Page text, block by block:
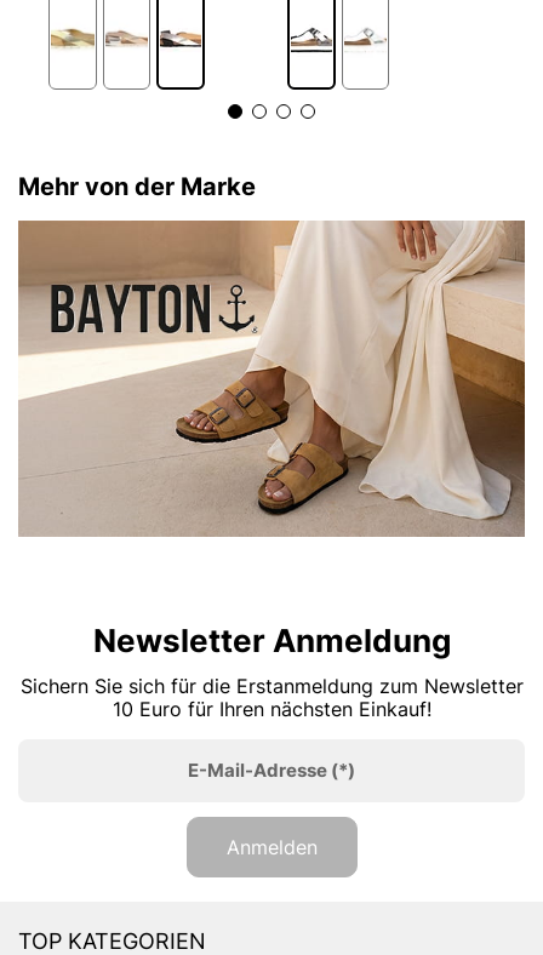
Mehr von der Marke
Newsletter Anmeldung
Sichern Sie sich für die Erstanmeldung zum Newsletter
10 Euro für Ihren nächsten Einkauf!
E-Mail-Adresse (*)
Anmelden
TOP KATEGORIEN